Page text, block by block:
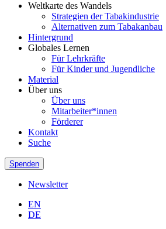
Weltkarte des Wandels
Strategien der Tabakindustrie
Alternativen zum Tabakanbau
Hintergrund
Globales Lernen
Für Lehrkräfte
Für Kinder und Jugendliche
Material
Über uns
Über uns
Mitarbeiter*innen
Förderer
Kontakt
Suche
Spenden
Newsletter
EN
DE